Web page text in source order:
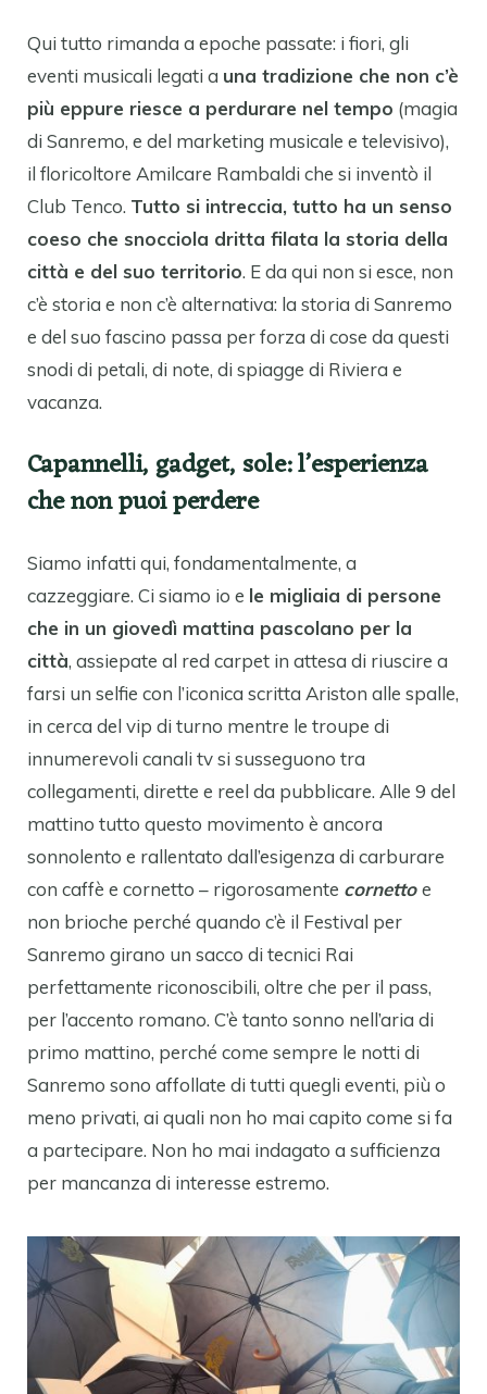
Qui tutto rimanda a epoche passate: i fiori, gli
eventi musicali legati a una tradizione che non c’è
più eppure riesce a perdurare nel tempo (magia
di Sanremo, e del marketing musicale e televisivo),
il floricoltore Amilcare Rambaldi che si inventò il
Club Tenco. Tutto si intreccia, tutto ha un senso
coeso che snocciola dritta filata la storia della
città e del suo territorio. E da qui non si esce, non
c’è storia e non c’è alternativa: la storia di Sanremo
e del suo fascino passa per forza di cose da questi
snodi di petali, di note, di spiagge di Riviera e
vacanza.
Capannelli, gadget, sole: l’esperienza
che non puoi perdere
Siamo infatti qui, fondamentalmente, a
cazzeggiare. Ci siamo io e le migliaia di persone
che in un giovedì mattina pascolano per la
città, assiepate al red carpet in attesa di riuscire a
farsi un selfie con l’iconica scritta Ariston alle spalle,
in cerca del vip di turno mentre le troupe di
innumerevoli canali tv si susseguono tra
collegamenti, dirette e reel da pubblicare. Alle 9 del
mattino tutto questo movimento è ancora
sonnolento e rallentato dall’esigenza di carburare
con caffè e cornetto – rigorosamente cornettoe
non brioche perché quando c’è il Festival per
Sanremo girano un sacco di tecnici Rai
perfettamente riconoscibili, oltre che per il pass,
per l’accento romano. C’è tanto sonno nell’aria di
primo mattino, perché come sempre le notti di
Sanremo sono affollate di tutti quegli eventi, più o
meno privati, ai quali non ho mai capito come si fa
a partecipare. Non ho mai indagato a sufficienza
per mancanza di interesse estremo.